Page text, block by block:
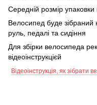
Середній розмір
Велосипед буде зібраний
руль, педалі та сидіння
Для збірки велосипеда
відеоінструкцієй
Відеоінструкція, як зібрати